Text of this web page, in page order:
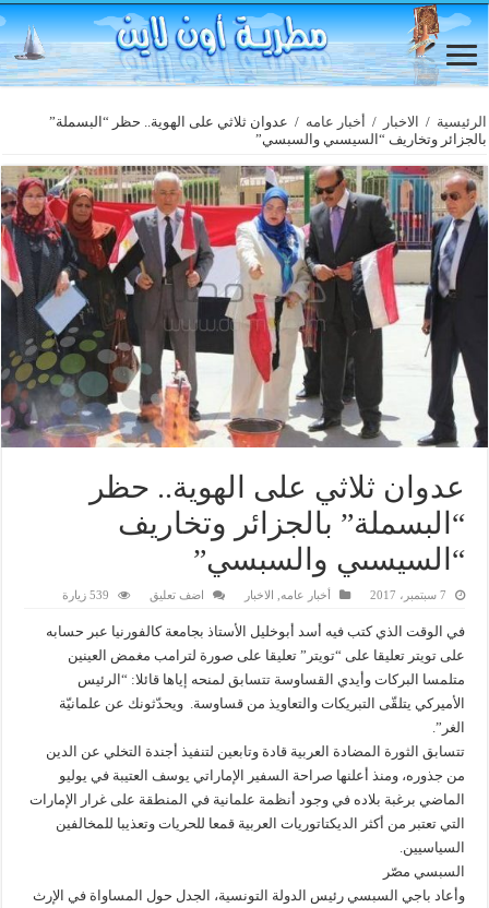
الرئيسية / الاخبار / أخبار عامه / عدوان ثلاثي على الهوية.. حظر “البسملة”
بالجزائر وتخاريف “السيسىي والسبسي”
عدوان ثلاثي على الهوية.. حظر
“البسملة” بالجزائر وتخاريف
“السيسىي والسبسي”
7 سبتمبر، 2017 أخبار عامه الاخبار اضف تعليق 539 زيارة
في الوقت الذي كتب فيه أسد أبوخليل الأستاذ بجامعة كالفورنيا عبر حسابه
على تويتر تعليقا على “تويتر” تعليقا على صورة لترامب مغمض العينين
متلمسا البركات وأيدي القساوسة تتسابق لمنحه إياها قائلا: “الرئيس
الأميركي يتلقّى التبريكات والتعاويذ من قساوسة. ويحدّثونك عن علمانيّة
الغر”.
تتسابق الثورة المضادة العربية قادة وتابعين لتنفيذ أجندة التخلي عن الدين
من جذوره، ومنذ أعلنها صراحة السفير الإماراتي يوسف العتيبة في يوليو
الماضي برغبة بلاده في وجود أنظمة علمانية في المنطقة على غرار الإمارات
التي تعتبر من أكثر الديكتاتوريات العربية قمعا للحريات وتعذيبا للمخالفين
السياسيين.
السبسي مصّر
وأعاد باجي السبسي رئيس الدولة التونسية، الجدل حول المساواة في الإرث